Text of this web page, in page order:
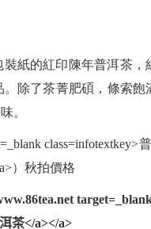
裝紙的紅印陳年普洱茶，
。除了茶菁肥碩，條索
。